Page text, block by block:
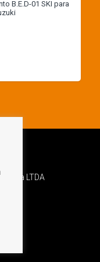
B.E.D-01 SKI para
LTDA